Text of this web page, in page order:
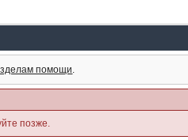
помощи.
позже.